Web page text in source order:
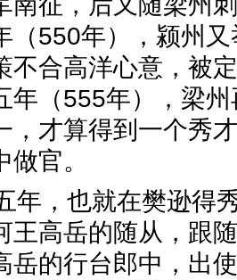
（550年），颍州
不合高洋心意，被
年（555年），梁
，才算得到一个秀
官。
年，也就在樊逊得
王高岳的随从，跟
岳的行台郎中，出